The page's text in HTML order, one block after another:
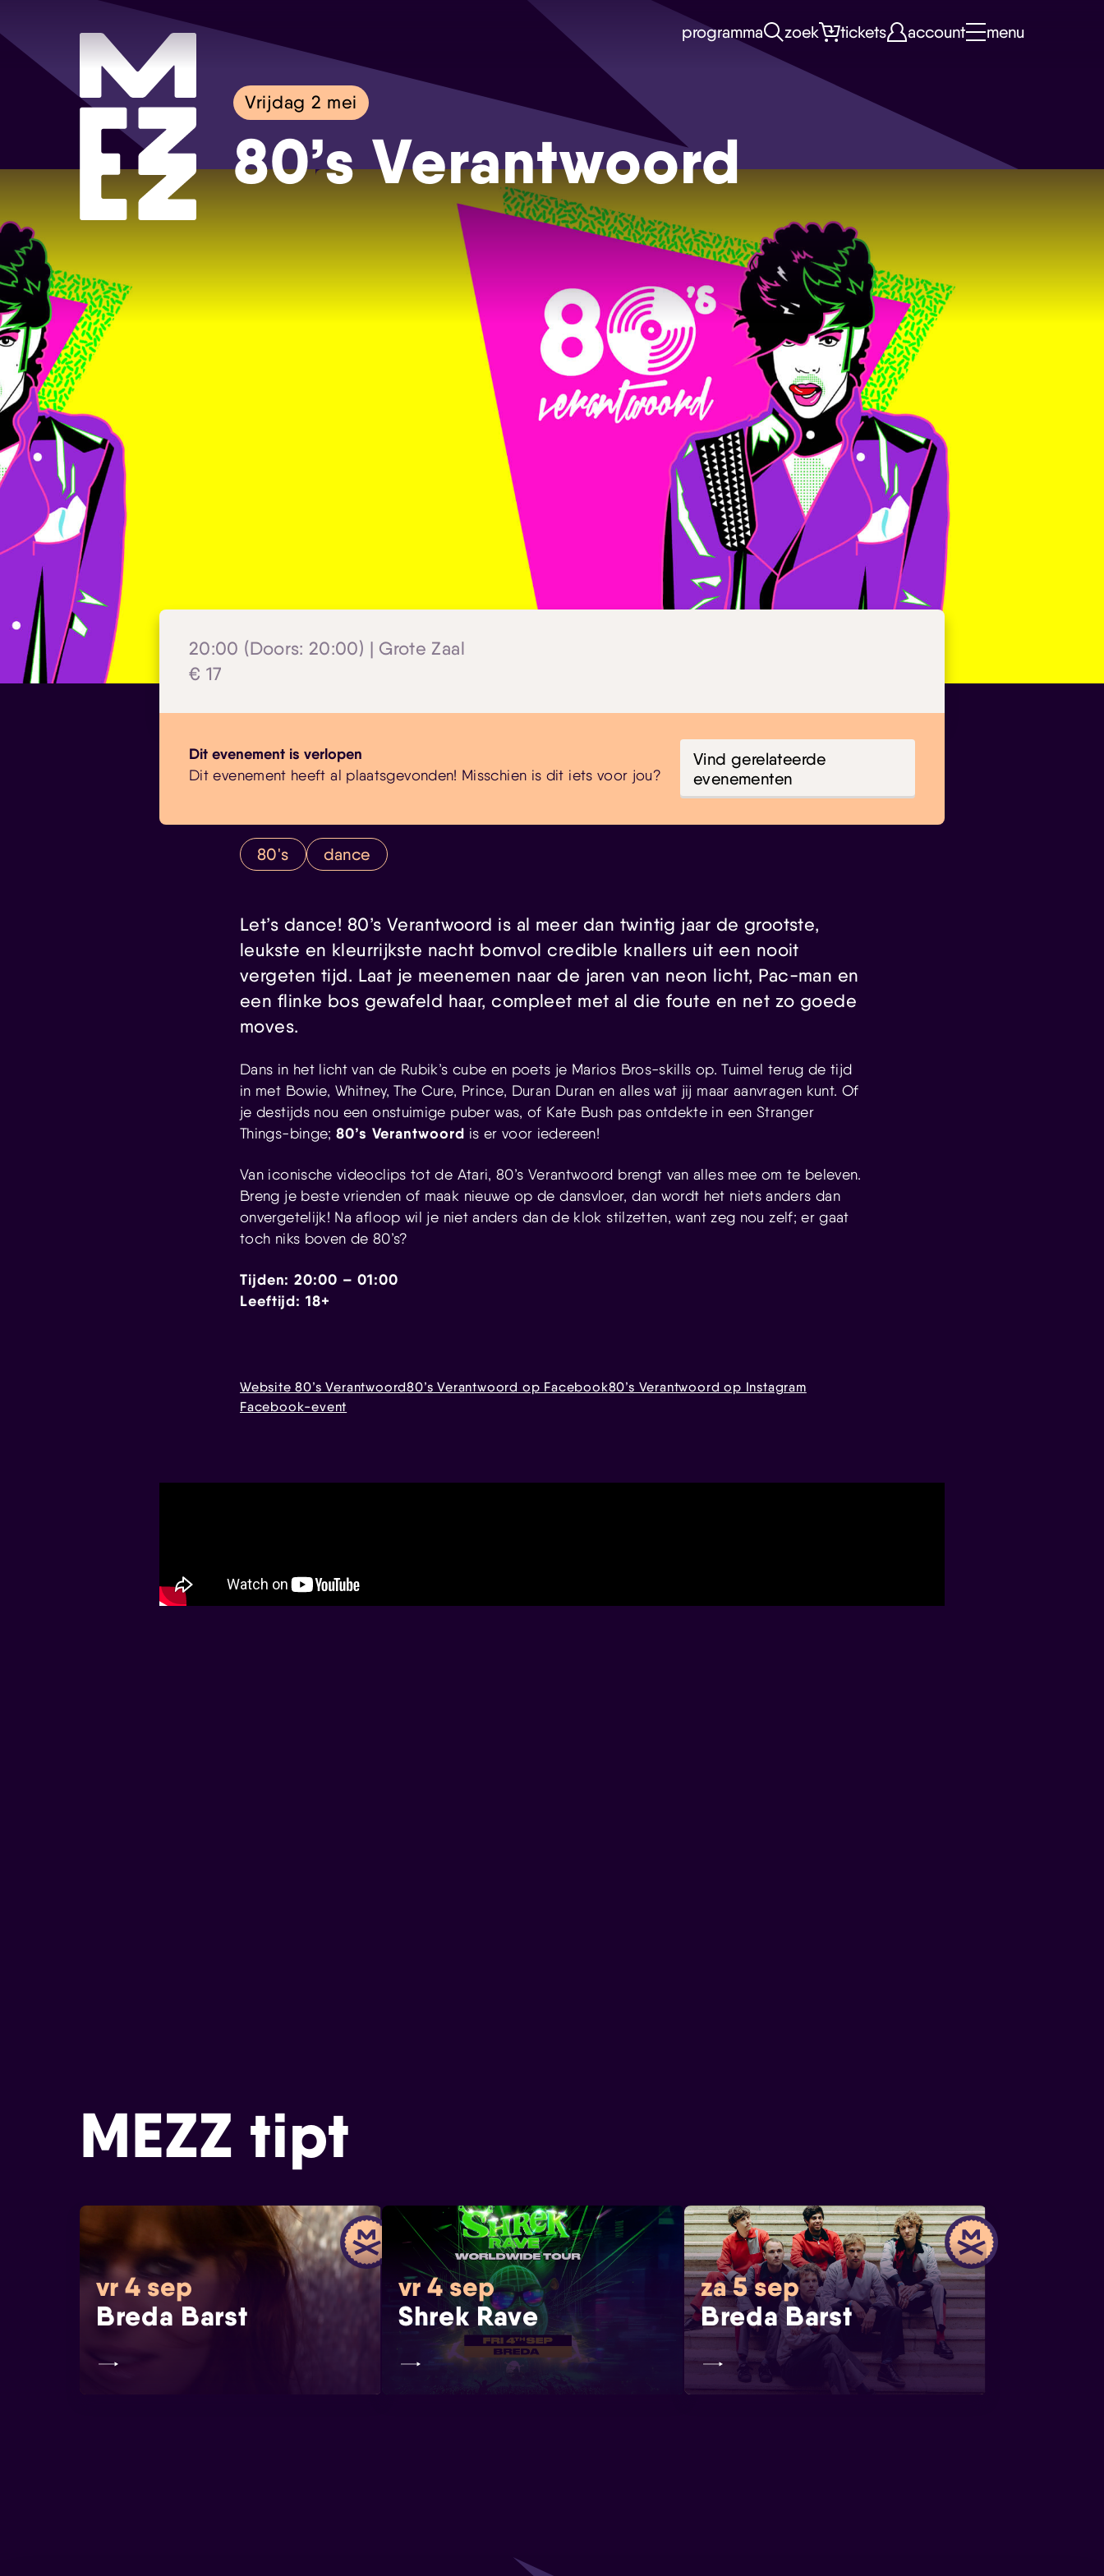
Skip navigatie
programma zoek tickets account menu
Vrijdag 2 mei
80’s Verantwoord
20:00 (Doors: 20:00) | Grote Zaal
€ 17
Dit evenement is verlopen
Dit evenement heeft al plaatsgevonden! Misschien is dit iets voor jou?
Vind gerelateerde
evenementen
80's dance
Let’s dance! 80’s Verantwoord is al meer dan twintig jaar de grootste,
leukste en kleurrijkste nacht bomvol credible knallers uit een nooit
vergeten tijd. Laat je meenemen naar de jaren van neon licht, Pac-man en
een flinke bos gewafeld haar, compleet met al die foute en net zo goede
moves.
Dans in het licht van de Rubik’s cube en poets je Marios Bros-skills op. Tuimel terug de tijd
in met Bowie, Whitney, The Cure, Prince, Duran Duran en alles wat jij maar aanvragen kunt. Of
je destijds nou een onstuimige puber was, of Kate Bush pas ontdekte in een Stranger
Things-binge;80’s Verantwoord is er voor iedereen!
Van iconische videoclips tot de Atari, 80’s Verantwoord brengt van alles mee om te beleven.
Breng je beste vrienden of maak nieuwe op de dansvloer, dan wordt het niets anders dan
onvergetelijk! Na afloop wil je niet anders dan de klok stilzetten, want zeg nou zelf; er gaat
toch niks boven de 80’s?
Tijden: 20:00 – 01:00
Leeftijd: 18+
Website 80’s Verantwoord80’s Verantwoord op Facebook80’s Verantwoord op Instagram
Facebook-event
MEZZ tipt
vr 4 sep
Breda Barst
vr 4 sep
Shrek Rave
za 5 sep
Breda Barst